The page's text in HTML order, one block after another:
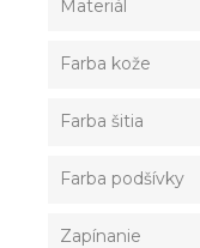
Materiál
Farba kože
Farba šitia
Farba podšívky
Zapínanie